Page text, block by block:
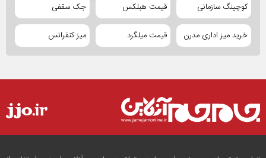
کوچینگ سازمانی قیمت هبلکس جک سقفی
خرید میز اداری مدرن قیمت میلگرد میز کنفرانس